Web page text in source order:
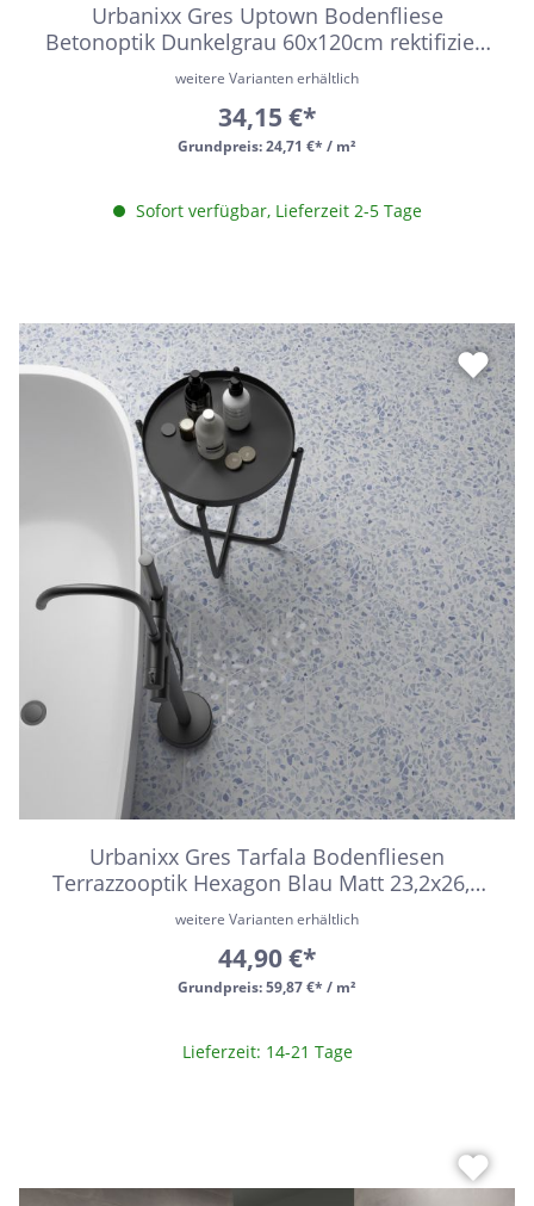
Urbanixx Gres Uptown Bodenfliese
Betonoptik Dunkelgrau 60x120cm rektifiziert
R9
Grundpreis:24,71 €* / m²
weitere Varianten erhältlich
34,15 €*
Sofort verfügbar, Lieferzeit 2-5 Tage
Urbanixx Gres Tarfala Bodenfliesen
Terrazzooptik Hexagon Blau Matt 23,2x26,7
cm rektifiziert
Grundpreis:59,87 €* / m²
weitere Varianten erhältlich
44,90 €*
Lieferzeit: 14-21 Tage